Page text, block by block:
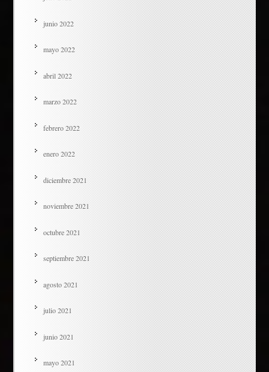
junio 2022
mayo 2022
abril 2022
marzo 2022
febrero 2022
enero 2022
diciembre 2021
noviembre 2021
octubre 2021
septiembre 2021
agosto 2021
julio 2021
junio 2021
mayo 2021